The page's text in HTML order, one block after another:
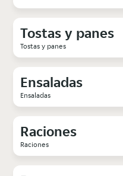
Tostas y panes
Tostas y panes
Ensaladas
Ensaladas
Raciones
Raciones